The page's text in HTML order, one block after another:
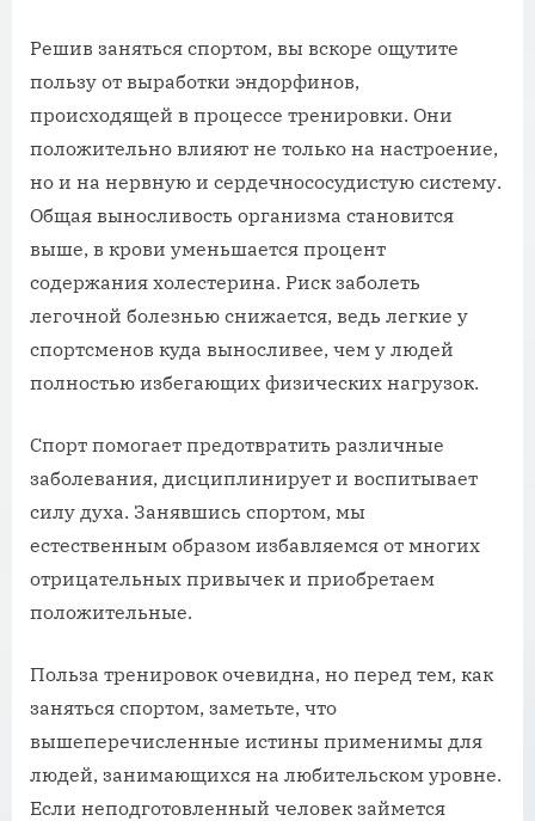
Решив заняться спортом, вы вскоре ощутите
пользу от выработки эндорфинов,
происходящей в процессе тренировки. Они
положительно влияют не только на настроение,
но и на нервную и сердечнососудистую систему.
Общая выносливость организма становится
выше, в крови уменьшается процент
содержания холестерина. Риск заболеть
легочной болезнью снижается, ведь легкие у
спортсменов куда выносливее, чем у людей
полностью избегающих физических нагрузок.
Спорт помогает предотвратить различные
заболевания, дисциплинирует и воспитывает
силу духа. Занявшись спортом, мы
естественным образом избавляемся от многих
отрицательных привычек и приобретаем
положительные.
Польза тренировок очевидна, но перед тем, как
заняться спортом, заметьте, что
вышеперечисленные истины применимы для
людей, занимающихся на любительском уровне.
Если неподготовленный человек займется